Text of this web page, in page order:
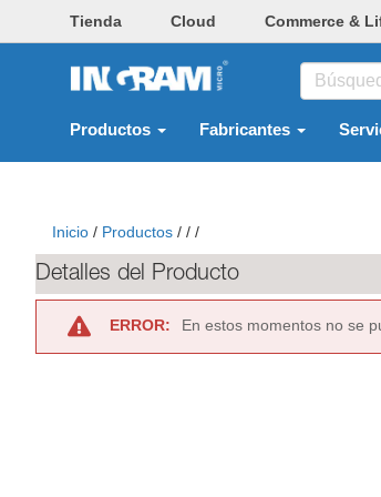
Tienda Cloud Commerce &
Productos Fabricantes
Inicio / Productos / / /
Detalles del Producto
ERROR: En estos momentos no se